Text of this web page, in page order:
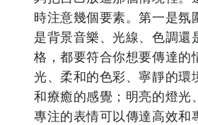
時注意幾個要素。第一是氛
是背景音樂、光線、色調還
格，都要符合你想要傳達的
光、柔和的色彩、寧靜的環
和療癒的感覺；明亮的燈光
專注的表情可以傳達高效和